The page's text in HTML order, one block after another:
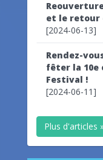
et le retour
[2024-06-13]
Rendez-
fêter la 10e
Festival !
[2024-06-11]
Plus d'articles